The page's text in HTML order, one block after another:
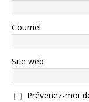
Courriel
Site web
Prévenez-moi